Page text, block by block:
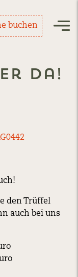
buchen
da!
den Trüffel
auch bei uns